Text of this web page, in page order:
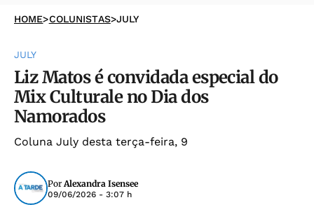
HOME>COLUNISTAS>JULY
JULY
Liz Matos é convidada especial do
Mix Culturale no Dia dos
Namorados
Coluna July desta terça-feira, 9
PorAlexandra Isensee
09/06/2026 - 3:07 h